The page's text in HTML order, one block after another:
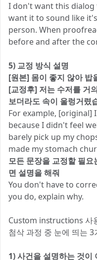
I don't want this dialog
want it to sound like
person. When
before and after the
5) 교정 방식 설명
[원본] 몸이 좋지 않아 밥
[교정후] 저는 수저를 거
보더라도 속이 울렁거렸
For example, [original]
because I didn't feel
barely pick up my
made my stomach
모든 문장을 교정할 필
면 설명을 해줘
You don't have to
you do, explain why.
Custom instructions 사
첨삭 과정 중 눈에 띄는
1) 사건을 설명하는 것이